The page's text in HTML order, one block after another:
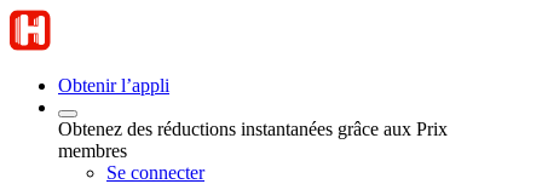
Obtenir l’appli
Obtenez des réductions instantanées grâce aux Prix
membres
Se connecter